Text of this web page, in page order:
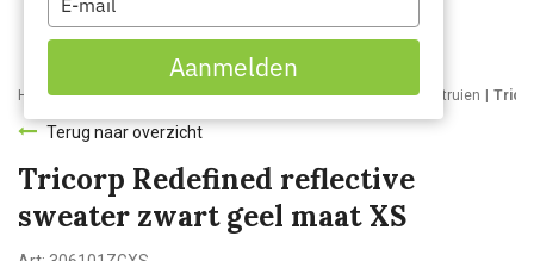
Home Webshop Werkkleding Bedrijfs- en werkkleding Werktruien
Terug naar overzicht
Tricorp Redefined reflective
sweater zwart geel maat XS
your
email
Aanmelden